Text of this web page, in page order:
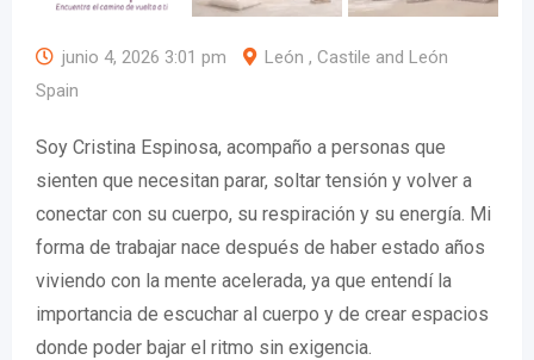
junio 4, 2026 3:01 pm
León , Castile and León
Spain
Soy Cristina Espinosa, acompaño a personas que
sienten que necesitan parar, soltar tensión y volver a
conectar con su cuerpo, su respiración y su energía. Mi
forma de trabajar nace después de haber estado años
viviendo con la mente acelerada, ya que entendí la
importancia de escuchar al cuerpo y de crear espacios
donde poder bajar el ritmo sin exigencia.